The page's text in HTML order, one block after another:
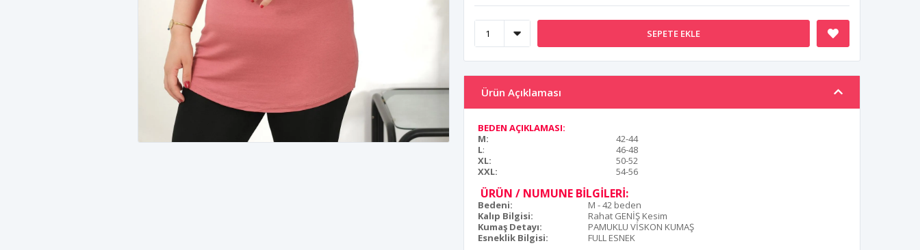
SEPETE EKLE
Ürün Açıklaması
BEDEN AÇIKLAMASI:
M:
42-44
L:
46-48
XL:
50-52
XXL:
54-56
ÜRÜN / NUMUNE BİLGİLERİ:
Bedeni:
M - 42 beden
Kalıp Bilgisi:
Rahat GENİŞ Kesim
Kumaş Detayı:
PAMUKLU VİSKON KUMAŞ
Esneklik Bilgisi:
FULL ESNEK